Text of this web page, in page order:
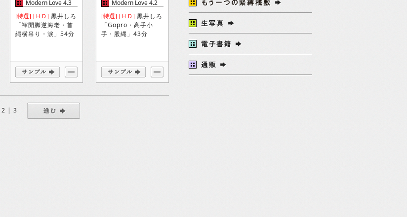
Modern Love 4.3
[特選] [ＨＤ] 黒井しろ
「褌開脚逆海老・首
縄横吊り・涙」54分
Modern Love 4.2
[特選] [ＨＤ] 黒井しろ
「Gopro・高手小
手・股縄」43分
2 | 3